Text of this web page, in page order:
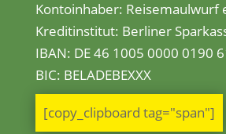
Kontoinhaber: Reisemaulwurf
Kreditinstitut: Berliner
IBAN: DE 46 1005 0000 0190
BIC: BELADEBEXXX
[copy_clipboard tag="span"]